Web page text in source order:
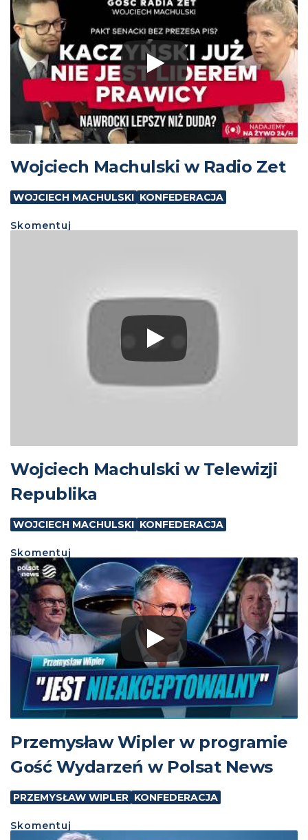
Wojciech Machulski w Radio Zet
WOJCIECH MACHULSKI KONFEDERACJA
Skomentuj
Wojciech Machulski w Telewizji
Republika
WOJCIECH MACHULSKI KONFEDERACJA
Skomentuj
Przemysław Wipler w programie
Gość Wydarzeń w Polsat News
PRZEMYSŁAW WIPLER KONFEDERACJA
Skomentuj